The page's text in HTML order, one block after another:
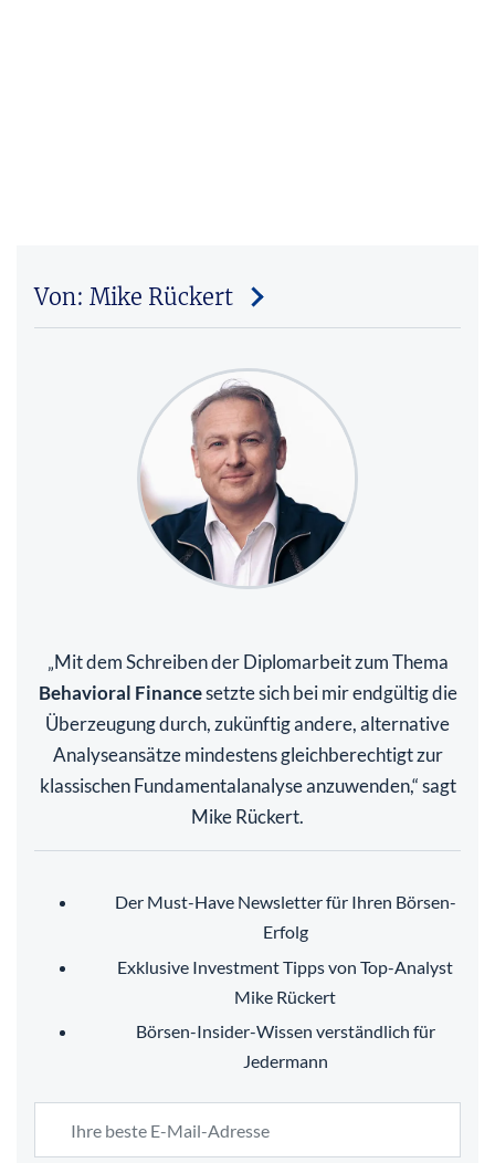
Von: Mike Rückert
Mit dem Schreiben der Diplomarbeit zum Thema
Behavioral Financesetzte sich bei mir endgültig die
Überzeugung durch, zukünftig andere, alternative
Analyseansätze mindestens gleichberechtigt zur
klassischen Fundamentalanalyse anzuwenden,“ sagt
Mike Rückert.
Der Must-Have Newsletter für Ihren Börsen-
Erfolg
Exklusive Investment Tipps von Top-Analyst
Mike Rückert
Börsen-Insider-Wissen verständlich für
Jedermann